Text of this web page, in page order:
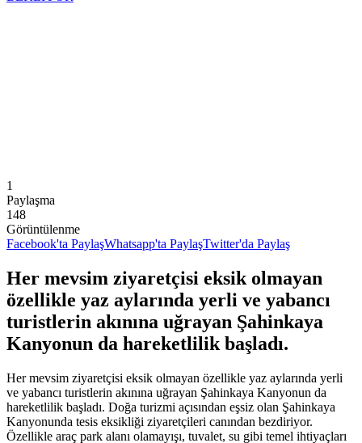
1
Paylaşma
148
Görüntülenme
Facebook'ta PaylaşWhatsapp'ta PaylaşTwitter'da Paylaş
Her mevsim ziyaretçisi eksik olmayan
özellikle yaz aylarında yerli ve yabancı
turistlerin akınına uğrayan Şahinkaya
Kanyonun da hareketlilik başladı.
Her mevsim ziyaretçisi eksik olmayan özellikle yaz aylarında yerli
ve yabancı turistlerin akınına uğrayan Şahinkaya Kanyonun da
hareketlilik başladı. Doğa turizmi açısından eşsiz olan Şahinkaya
Kanyonunda tesis eksikliği ziyaretçileri canından bezdiriyor.
Özellikle araç park alanı olamayışı, tuvalet, su gibi temel ihtiyaçları